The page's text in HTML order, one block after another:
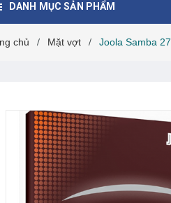
DANH MỤC SẢN PHẨM
chủ / Mặt vợt / Joola Samba 27